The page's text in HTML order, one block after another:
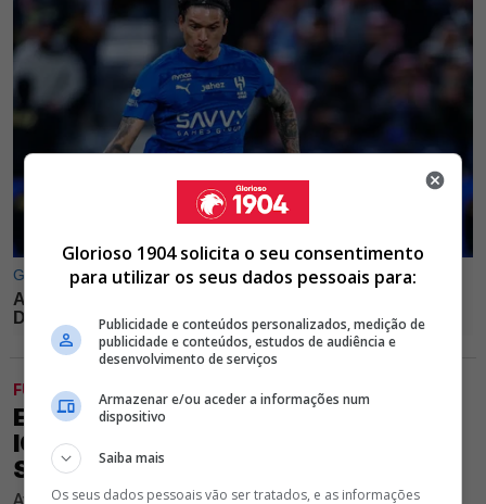
FUTEBOL
EXCLUSIVO GLORIOSO 1904 - MAURO
ICARDI A CAMINHO DO BENFICA?
SAIBA O QUE QUEREM AS ÁGUIAS
Glorioso 1904 solicita o seu consentimento
para utilizar os seus dados pessoais para:
Publicidade e conteúdos personalizados, medição de
publicidade e conteúdos, estudos de audiência e
desenvolvimento de serviços
Armazenar e/ou aceder a informações num
dispositivo
Saiba mais
Os seus dados pessoais vão ser tratados, e as informações